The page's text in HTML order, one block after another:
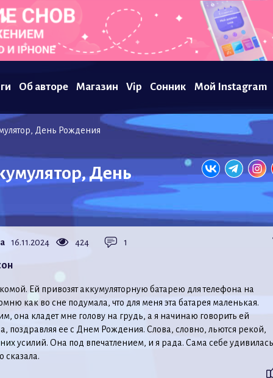
Об авторе Магазин Vip Сонник Мой Instagram
День Рождения
День
16.11.2024 424 1
Ей привозят аккумуляторную батарею для телефона на
как во сне подумала, что для меня эта батарея маленькая.
она кладет мне голову на грудь, а я начинаю говорить ей
поздравляя ее с Днем Рождения. Слова, словно, льются рекой,
усилий. Она под впечатлением, и я рада. Сама себе
сказала.